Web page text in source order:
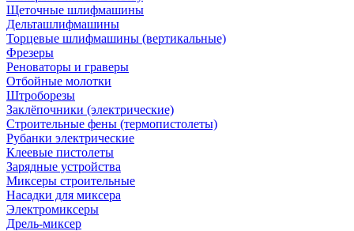
Щеточные шлифмашины
Дельташлифмашины
Торцевые шлифмашины (вертикальные)
Фрезеры
Реноваторы и граверы
Отбойные молотки
Штроборезы
Заклёпочники (электрические)
Строительные фены (термопистолеты)
Рубанки электрические
Клеевые пистолеты
Зарядные устройства
Миксеры строительные
Насадки для миксера
Электромиксеры
Дрель-миксер